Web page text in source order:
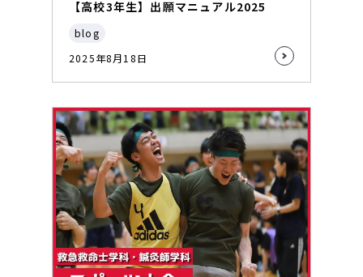
【高校3年生】出願マニュアル2025
blog
2025年8月18日